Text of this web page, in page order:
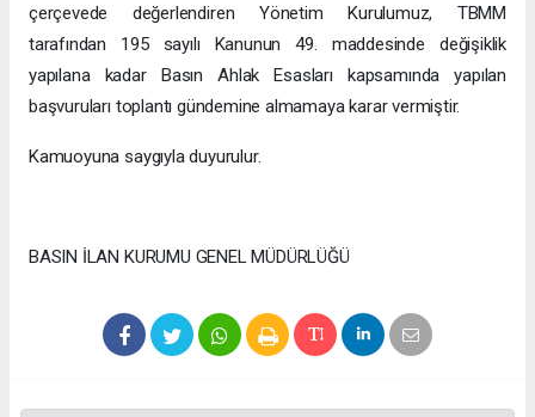
çerçevede değerlendiren Yönetim Kurulumuz, TBMM
tarafından 195 sayılı Kanunun 49. maddesinde değişiklik
yapılana kadar Basın Ahlak Esasları kapsamında yapılan
başvuruları toplantı gündemine almamaya karar vermiştir.
Kamuoyuna saygıyla duyurulur.
BASIN İLAN KURUMU GENEL MÜDÜRLÜĞÜ